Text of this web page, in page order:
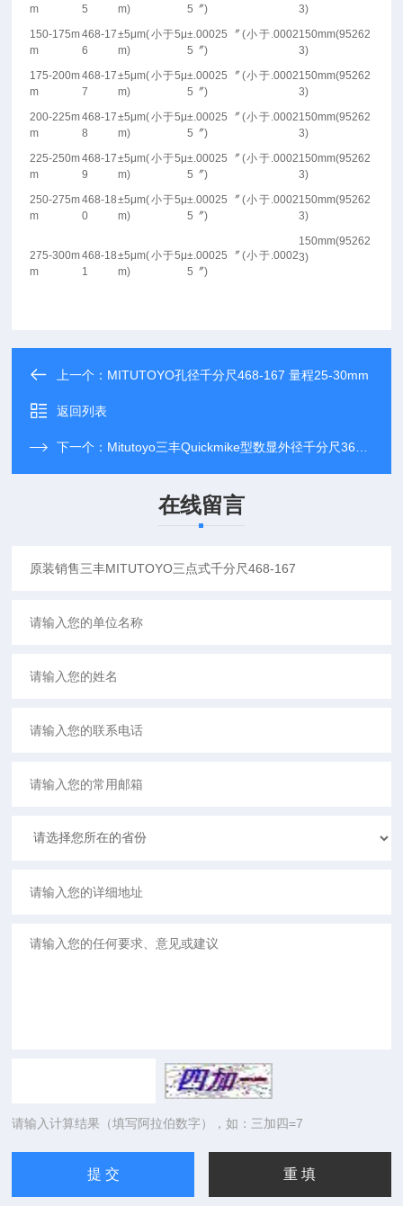
m
5
m)
5 〞)
3)
150-175m
m
468-17
6
±5μm(小于5μ
m)
±.00025 〞 (小于.0002
5 〞)
150mm(95262
3)
175-200m
m
468-17
7
±5μm(小于5μ
m)
±.00025 〞 (小于.0002
5 〞)
150mm(95262
3)
200-225m
m
468-17
8
±5μm(小于5μ
m)
±.00025 〞 (小于.0002
5 〞)
150mm(95262
3)
225-250m
m
468-17
9
±5μm(小于5μ
m)
±.00025 〞 (小于.0002
5 〞)
150mm(95262
3)
250-275m
m
468-18
0
±5μm(小于5μ
m)
±.00025 〞 (小于.0002
5 〞)
150mm(95262
3)
275-300m
m
468-18
1
±5μm(小于5μ
m)
±.00025 〞 (小于.0002
5 〞)
150mm(95262
3)
上一个： MITUTOYO孔径千分尺468-167 量程25-30mm
返回列表
下一个： Mitutoyo三丰Quickmike型数显外径千分尺369-411
在线留言
请输入计算结果（填写阿拉伯数字），如：三加四=7